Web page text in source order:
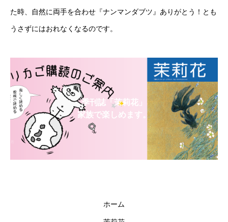
た時、自然に両手を合わせ『ナンマンダブツ』ありがとう！とも
うさずにはおれなくなるのです。
季刊誌「茉莉花」
家族で楽しめます。
ホーム